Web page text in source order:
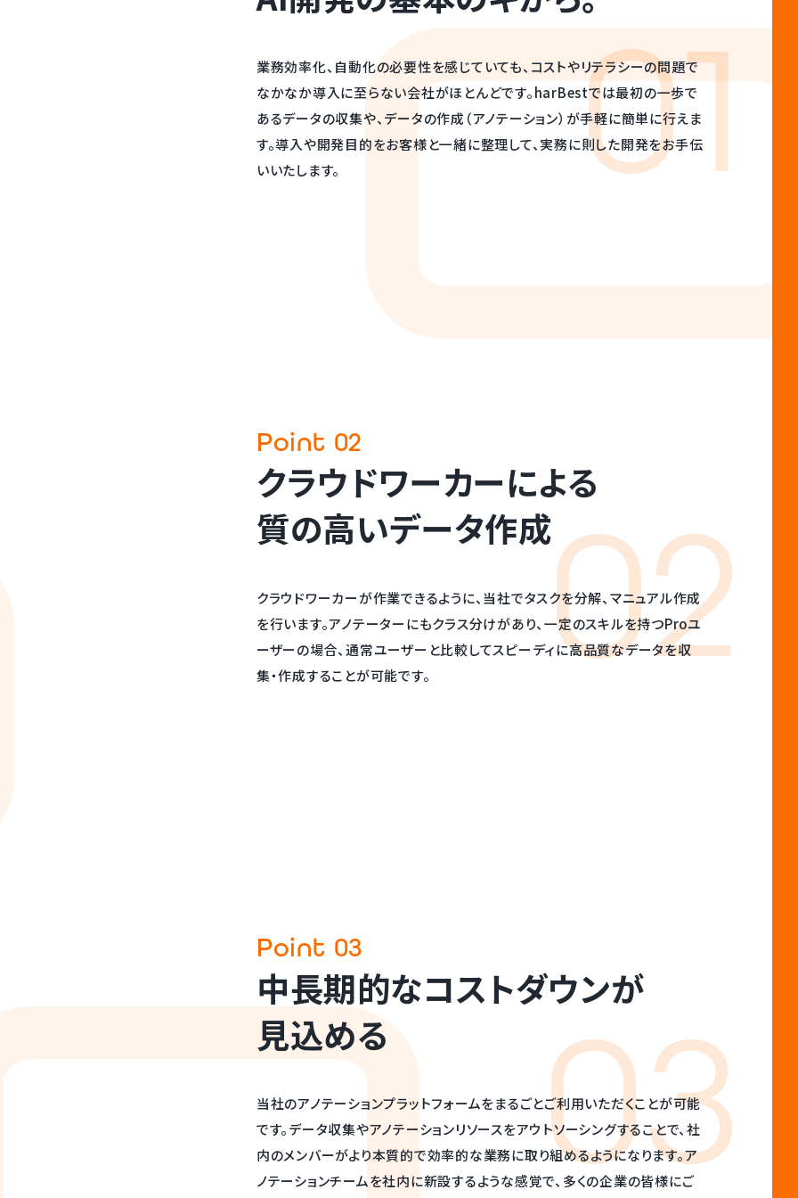
01
業務効率化、自動化の必要性を感じていても、コストやリテラシーの問題で
あるデータの収集や、データの作成（アノテーション）が手軽に簡単に行えま
す。導入や開発目的をお客様と一緒に整理して、実務に則した開発をお手伝
いいたします。
02
クラウドワーカーによる
質の高いデータ作成
クラウドワーカーが作業できるように、当社でタスクを分解、マニュアル作成
を行います。アノテーターにもクラス分けがあり、一定のスキルを持つProユ
ーザーの場合、通常ユーザーと比較してスピーディに高品質なデータを収
集・作成することが可能です。
03
中長期的なコストダウンが
見込める
当社のアノテーションプラットフォームをまるごとご利用いただくことが可能
です。データ収集やアノテーションリソースをアウトソーシングすることで、社
内のメンバーがより本質的で効率的な業務に取り組めるようになります。ア
ノテーションチームを社内に新設するような感覚で、多くの企業の皆様にご
活用いただいております。